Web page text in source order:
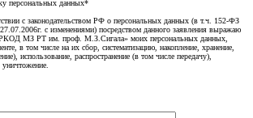
персональных данных*
с законодательством РФ о персональных данных (в т.ч. 152-ФЗ
с изменениями) посредством данного заявления выражаю
МЗ РТ им. проф. М.З.Сигала» моих персональных данных,
в том числе на их сбор, систематизацию, накопление, хранение,
использование, распространение (в том числе передачу),